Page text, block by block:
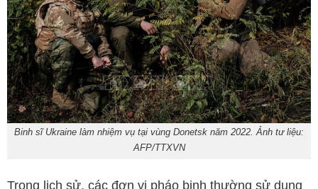
Binh sĩ Ukraine làm nhiệm vụ tại vùng Donetsk năm 2022. Ảnh tư liệu:
AFP/TTXVN
Trong lịch sử, các đơn vị pháo binh thường sử dụng